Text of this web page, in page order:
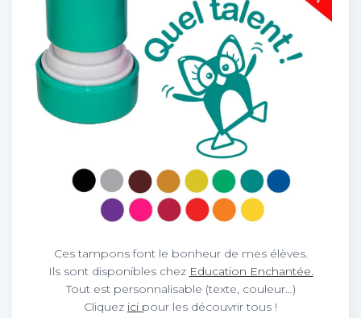
Ces tampons font le bonheur de mes élèves.
Ils sont disponibles chez Education Enchantée.
Tout est personnalisable (texte, couleur…)
Cliquez ici pour les découvrir tous !